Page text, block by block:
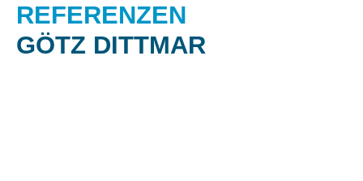
REFERENZEN
GÖTZ DITTMAR